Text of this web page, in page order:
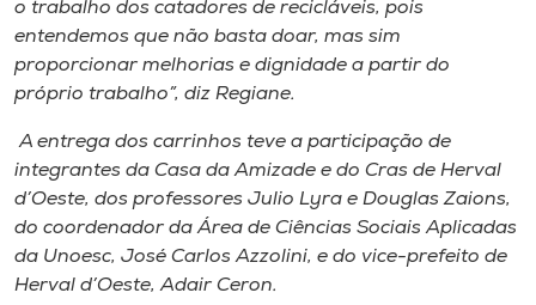
o trabalho dos catadores de recicláveis, pois
entendemos que não basta doar, mas sim
proporcionar melhorias e dignidade a partir do
próprio trabalho”, diz Regiane.
A entrega dos carrinhos teve a participação de
integrantes da Casa da Amizade e do Cras de Herval
d’Oeste, dos professores Julio Lyra e Douglas Zaions,
do coordenador da Área de Ciências Sociais Aplicadas
da Unoesc, José Carlos Azzolini, e do vice-prefeito de
Herval d’Oeste, Adair Ceron.